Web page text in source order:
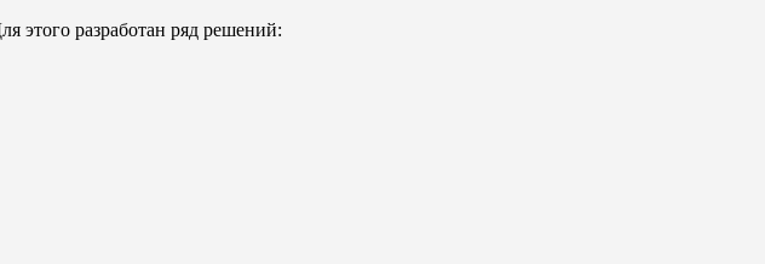
этого разработан ряд решений: